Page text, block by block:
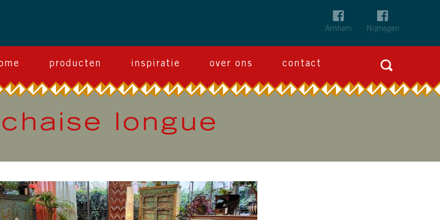
producten inspiratie over ons contact
Zoeken
naar:
Nijmegen
Arnhem
chaise longue